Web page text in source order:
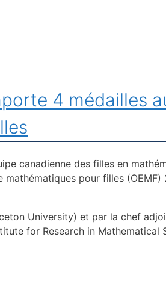
4 médailles
canadienne des filles en
pour filles
University) et par la chef
for Research in Mathematical